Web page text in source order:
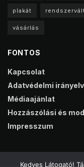
plakát
vásárlás
FONTOS
Kapcsolat
Adatvédelmi
Médiaajánlat
Hozzászólási és
Impresszum
Kedves Látogató!